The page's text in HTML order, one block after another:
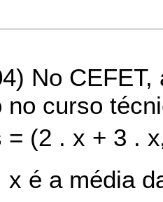
No
no curso
(2 . x + 3 .
é a média